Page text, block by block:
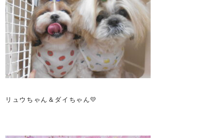
リュウちゃん＆ダイちゃん💛